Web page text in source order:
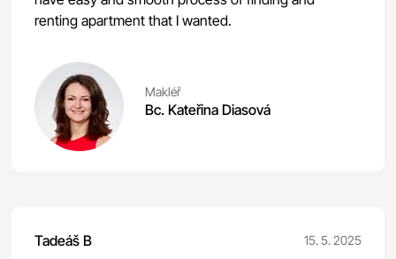
renting apartment that I wanted.
Makléř
Bc. Kateřina Diasová
Tadeáš B 15. 5. 2025